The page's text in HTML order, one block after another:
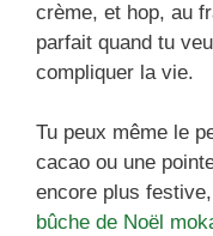
crème, et hop, au
parfait quand tu
compliquer la vie.
Tu peux même le
cacao ou une
encore plus
bûche de Noël